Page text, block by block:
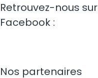
Retrouvez-nous sur
Facebook :
Nos partenaires